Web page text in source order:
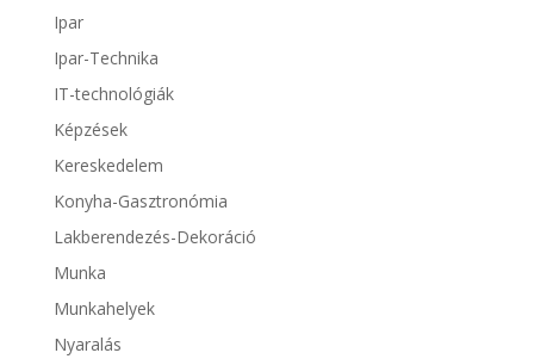
Ipar
Ipar-Technika
IT-technológiák
Képzések
Kereskedelem
Konyha-Gasztronómia
Lakberendezés-Dekoráció
Munka
Munkahelyek
Nyaralás